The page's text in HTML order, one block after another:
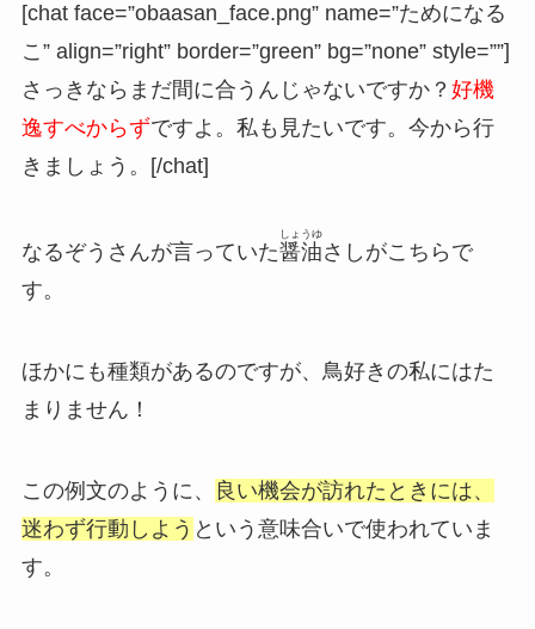
[chat face=”obaasan_face.png” name=”ためになる
こ” align=”right” border=”green” bg=”none” style=””]
さっきならまだ間に合うんじゃないですか？ 好機
逸すべからずですよ。私も見たいです。今から行
きましょう。[/chat]
なるぞうさんが言っていた醤油
しょうゆ
さしがこちらで
す。
ほかにも種類があるのですが、鳥好きの私にはた
まりません！
この例文のように、
良い機会が訪れたときには、
迷わず行動しよう という意味合いで使われていま
す。